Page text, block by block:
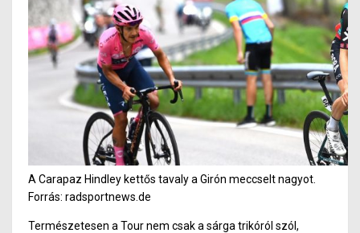
A Carapaz Hindley kettős tavaly a Girón meccselt nagyot.
Forrás: radsportnews.de
Természetesen a Tour nem csak a sárga trikóról szól,